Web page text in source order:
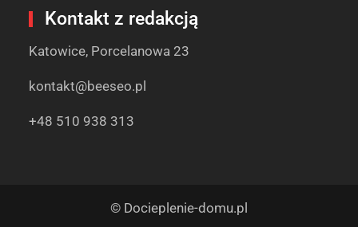
Kontakt z redakcją
Katowice, Porcelanowa 23
kontakt@beeseo.pl
+48 510 938 313
© Docieplenie-domu.pl